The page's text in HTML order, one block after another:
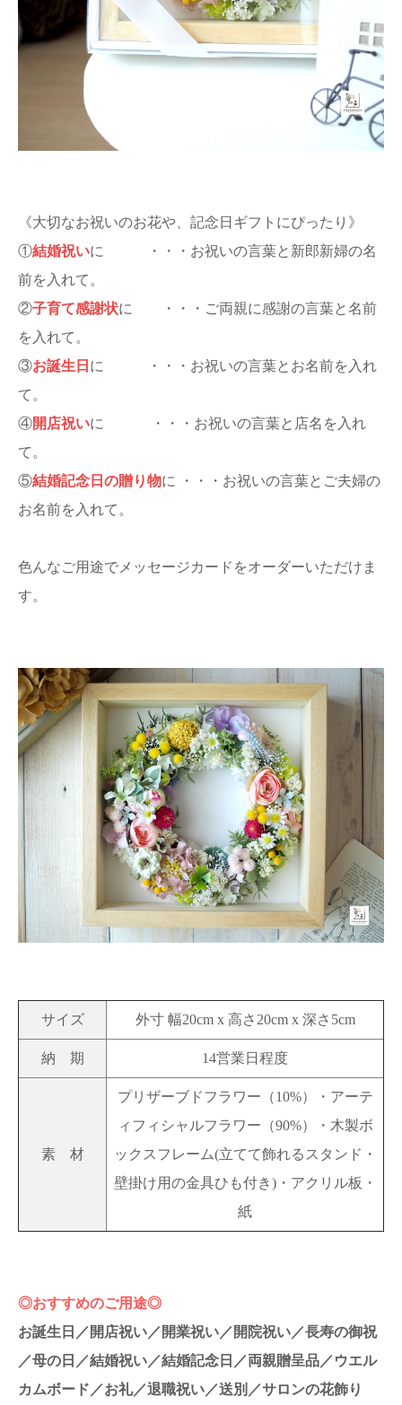
《大切なお祝いのお花や、記念日ギフトにぴったり》
①結婚祝いに ・・・お祝いの言葉と新郎新婦の名
前を入れて。
②子育て感謝状に ・・・ご両親に感謝の言葉と名前
を入れて。
③お誕生日 に ・・・お祝いの言葉とお名前を入れ
て。
④開店祝いに ・・・お祝いの言葉と店名を入れ
て。
⑤結婚記念日の贈り物に ・・・お祝いの言葉とご夫婦の
お名前を入れて。
色んなご用途でメッセージカードをオーダーいただけま
す。
サイズ 外寸 幅20cm x 高さ20cm x 深さ5cm
納 期 14営業日程度
素 材
プリザーブドフラワー（10%）・アーテ
ィフィシャルフラワー（90%）・木製ボ
ックスフレーム(立てて飾れるスタンド・
壁掛け用の金具ひも付き)・アクリル板・
紙
◎おすすめのご用途◎
お誕生日／開店祝い／開業祝い／開院祝い／長寿の御祝
／母の日／結婚祝い／結婚記念日／両親贈呈品／ウエル
カムボード／お礼／退職祝い／送別／サロンの花飾り